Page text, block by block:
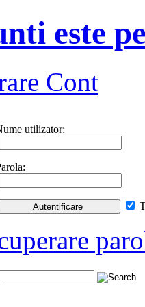
este
Cont
utilizator: